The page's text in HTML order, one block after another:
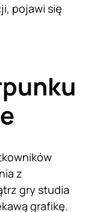
pojawi się
z
gry studia
grafikę.